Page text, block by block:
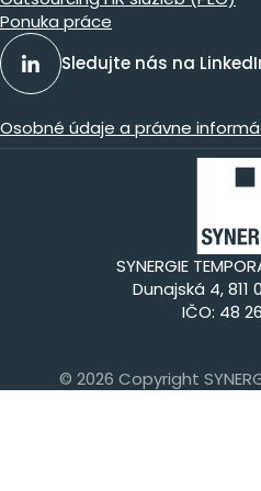
Ponuka práce
Sledujte nás na
Osobné údaje a právne
SYNERGIE
Dunajská 4, 811
IČO: 48
© 2026 Copyright